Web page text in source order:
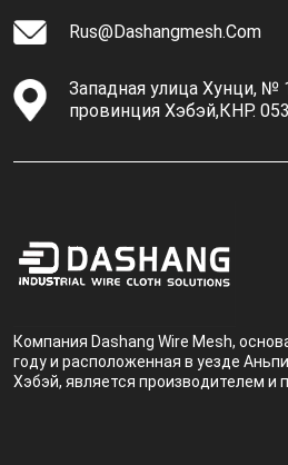
Rus@dashangmesh.com
Западная улица Хунци, №
провинция Хэбэй,КНР.
Компания Dashang Wire Mesh,
году и расположенная в уезде
Хэбэй, является производителем и